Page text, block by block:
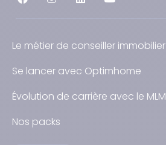
Le métier de conseiller immobilier
Se lancer avec Optimhome
Évolution de carrière avec le MLM
Nos packs